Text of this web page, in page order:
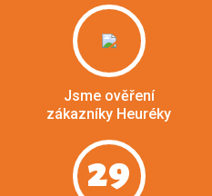
Jsme ověření
zákazníky Heuréky
29